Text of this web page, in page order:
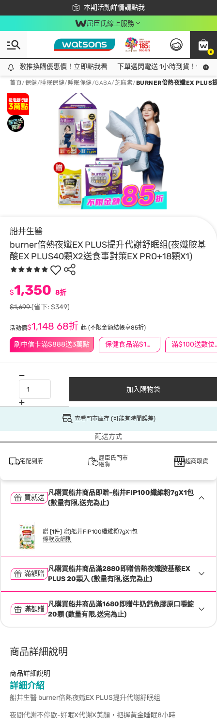
本期活動詳情請點我
下載app最高回饋$350
屈臣氏線上服務
0
激推換購優惠價！立即點我看
激推換購優惠價！立即點我看 下單選閃電送 1小時到貨！領神
首頁/保健/睡眠保健/ 睡眠保健/GABA/芝麻素/BURNER倍熱夜孅EX PLUS
船井生醫
burner倍熱夜孅EX PLUS提升代謝舒眠组(夜孅胺基
酸EX PLUS40顆X2送食事對策EX PRO+18顆X1)
刷中信卡滿$888送3萬點 保健食品滿$1200送$100 滿
$1,350 8折
$1,699(省下: $349)
活動價$1,148 68折 起 (不限金額結帳享85折)
加入購物袋
查看門市庫存 (可能有時間誤差)
配送方式
宅配到府
屈臣氏門市
取貨
超商取貨
買就送
凡購買船井商品即贈-船井FIP100纖維粉7gX1包
(數量有限,送完為止)
贈 [1件] 贈)船井FIP100纖維粉7gX1包
條款及細則
滿額贈
凡購買船井商品滿2880即贈倍熱夜孅胺基酸EX
PLUS 20顆入 (數量有限,送完為止)
滿額贈
凡購買船井商品滿1680即贈牛奶鈣魚膠原口嚼錠
20顆 (數量有限,送完為止)
商品詳細說明
商品詳細說明
詳細介紹
船井生醫 burner倍熱夜孅EX PLUS提升代謝舒眠组
夜間代謝不停歇-好眠X代謝X美顏，把握黃金睡眠8小時